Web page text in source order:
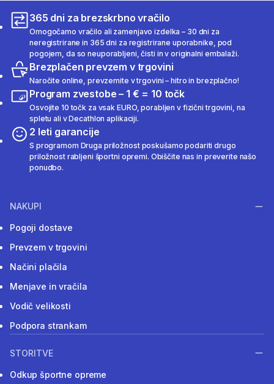
365 dni za brezskrbno vračilo
Omogočamo vračilo ali zamenjavo izdelka – 30 dni za
neregistrirane in 365 dni za registrirane uporabnike, pod
pogojem, da so neuporabljeni, čisti in v originalni embalaži.
Brezplačen prevzem v trgovini
Naročite online, prevzemite v trgovini – hitro in brezplačno!
Program zvestobe – 1 € = 10 točk
Osvojite 10 točk za vsak EURO, porabljen v fizični trgovini, na
spletu ali v Decathlon aplikaciji.
2 leti garancije
S programom Druga priložnost poskušamo podariti drugo
priložnost rabljeni športni opremi. Obiščite nas in preverite našo
ponudbo.
NAKUPI
Pogoji dostave
Prevzem v trgovini
Načini plačila
Menjave in vračila
Vodič velikosti
Podpora strankam
STORITVE
Odkup športne opreme